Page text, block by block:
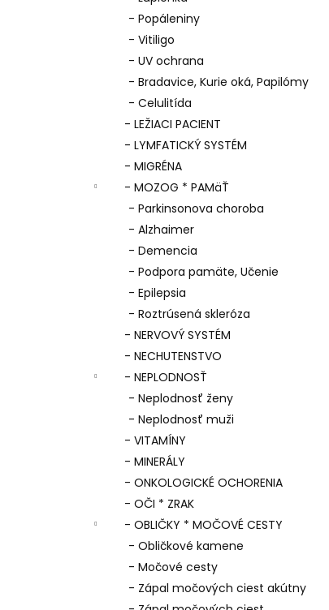
- Popáleniny
- Vitiligo
- UV ochrana
- Bradavice, Kurie oká, Papilómy
- Celulitída
- LEŽIACI PACIENT
- LYMFATICKÝ SYSTÉM
- MIGRÉNA
- MOZOG * PAMäŤ
- Parkinsonova choroba
- Alzhaimer
- Demencia
- Podpora pamäte, Učenie
- Epilepsia
- Roztrúsená skleróza
- NERVOVÝ SYSTÉM
- NECHUTENSTVO
- NEPLODNOSŤ
- Neplodnosť ženy
- Neplodnosť muži
- VITAMÍNY
- MINERÁLY
- ONKOLOGICKÉ OCHORENIA
- OČI * ZRAK
- OBLIČKY * MOČOVÉ CESTY
- Obličkové kamene
- Močové cesty
- Zápal močových ciest akútny